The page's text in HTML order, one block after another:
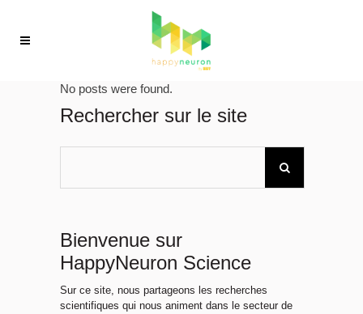
No posts were found.
Rechercher sur le site
Bienvenue sur
HappyNeuron Science
Sur ce site, nous partageons les recherches
scientifiques qui nous animent dans le secteur de